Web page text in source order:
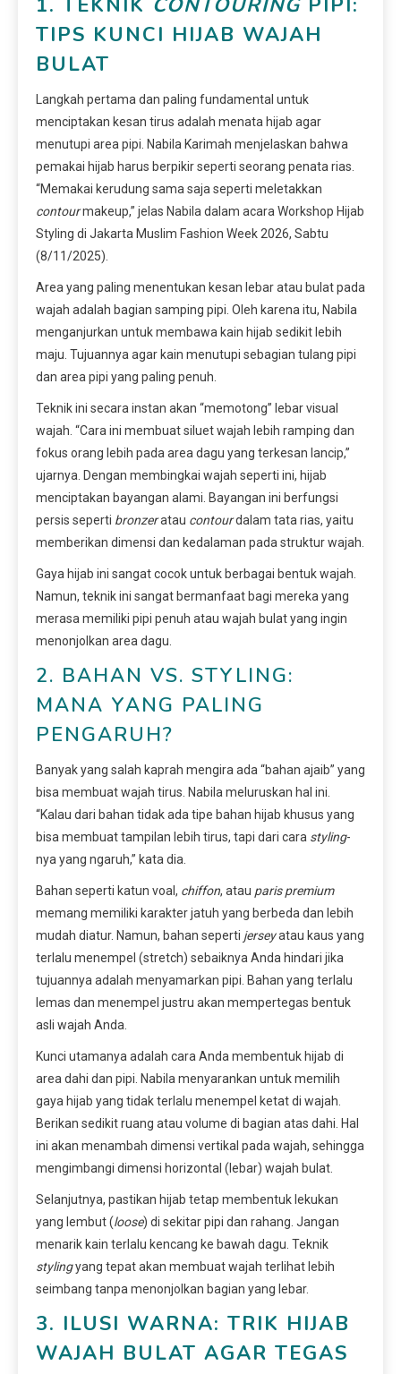
TIPS KUNCI HIJAB WAJAH
BULAT
Langkah pertama dan paling fundamental untuk
menciptakan kesan tirus adalah menata hijab agar
menutupi area pipi. Nabila Karimah menjelaskan bahwa
pemakai hijab harus berpikir seperti seorang penata rias.
“Memakai kerudung sama saja seperti meletakkan
contourmakeup,” jelas Nabila dalam acara Workshop Hijab
Styling di Jakarta Muslim Fashion Week 2026, Sabtu
(8/11/2025).
Area yang paling menentukan kesan lebar atau bulat pada
wajah adalah bagian samping pipi. Oleh karena itu, Nabila
menganjurkan untuk membawa kain hijab sedikit lebih
maju. Tujuannya agar kain menutupi sebagian tulang pipi
dan area pipi yang paling penuh.
Teknik ini secara instan akan “memotong” lebar visual
wajah. “Cara ini membuat siluet wajah lebih ramping dan
fokus orang lebih pada area dagu yang terkesan lancip,”
ujarnya. Dengan membingkai wajah seperti ini, hijab
menciptakan bayangan alami. Bayangan ini berfungsi
persis seperti bronzeratau contourdalam tata rias, yaitu
memberikan dimensi dan kedalaman pada struktur wajah.
Gaya hijab ini sangat cocok untuk berbagai bentuk wajah.
Namun, teknik ini sangat bermanfaat bagi mereka yang
merasa memiliki pipi penuh atau wajah bulat yang ingin
menonjolkan area dagu.
2. BAHAN VS. STYLING:
MANA YANG PALING
PENGARUH?
Banyak yang salah kaprah mengira ada “bahan ajaib” yang
bisa membuat wajah tirus. Nabila meluruskan hal ini.
“Kalau dari bahan tidak ada tipe bahan hijab khusus yang
bisa membuat tampilan lebih tirus, tapi dari cara styling-
nya yang ngaruh,” kata dia.
Bahan seperti katun voal, chiffon, atau paris premium
memang memiliki karakter jatuh yang berbeda dan lebih
mudah diatur. Namun, bahan seperti jerseyatau kaus yang
terlalu menempel (stretch) sebaiknya Anda hindari jika
tujuannya adalah menyamarkan pipi. Bahan yang terlalu
lemas dan menempel justru akan mempertegas bentuk
asli wajah Anda.
Kunci utamanya adalah cara Anda membentuk hijab di
area dahi dan pipi. Nabila menyarankan untuk memilih
gaya hijab yang tidak terlalu menempel ketat di wajah.
Berikan sedikit ruang atau volume di bagian atas dahi. Hal
ini akan menambah dimensi vertikal pada wajah, sehingga
mengimbangi dimensi horizontal (lebar) wajah bulat.
Selanjutnya, pastikan hijab tetap membentuk lekukan
yang lembut (loose) di sekitar pipi dan rahang. Jangan
menarik kain terlalu kencang ke bawah dagu. Teknik
stylingyang tepat akan membuat wajah terlihat lebih
seimbang tanpa menonjolkan bagian yang lebar.
3. ILUSI WARNA: TRIK HIJAB
WAJAH BULAT AGAR TEGAS